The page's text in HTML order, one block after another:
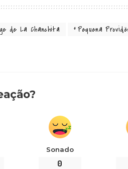
de La Chanchita
Pequena
Sonado
0